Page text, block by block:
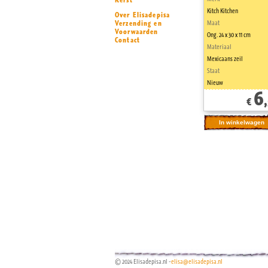
Over Elisadepisa
Verzending en
Voorwaarden
Contact
Kitch Kitchen
Maat
Ong. 24 x 30 x 11 cm
Materiaal
Mexicaans zeil
Staat
Nieuw
€ 6
© 2024 Elisadepisa.nl -elisa@elisadepisa.nl